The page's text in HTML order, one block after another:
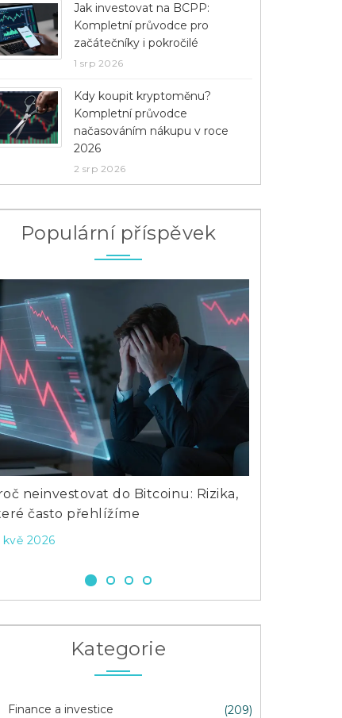
Jak investovat na BCPP:
Kompletní průvodce pro
začátečníky i pokročilé
1 srp 2026
Kdy koupit kryptoměnu?
Kompletní průvodce
načasováním nákupu v roce
2026
2 srp 2026
Populární příspěvek
neinvestovat do Bitcoinu: Rizika,
často přehlížíme
kvě 2026
Kategorie
Finance a investice (209)